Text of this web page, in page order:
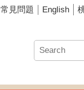
常見問題 English